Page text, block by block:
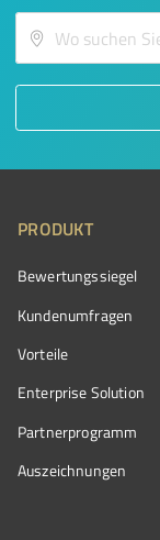
PRODUKT
Bewertungssiegel
Kundenumfragen
Vorteile
Enterprise Solution
Partnerprogramm
Auszeichnungen